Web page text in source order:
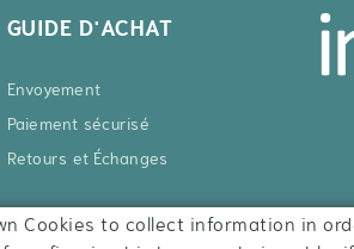
GUIDE D'ACHAT
Envoyement
Paiement sécurisé
Retours et Échanges
Cookies to collect information in